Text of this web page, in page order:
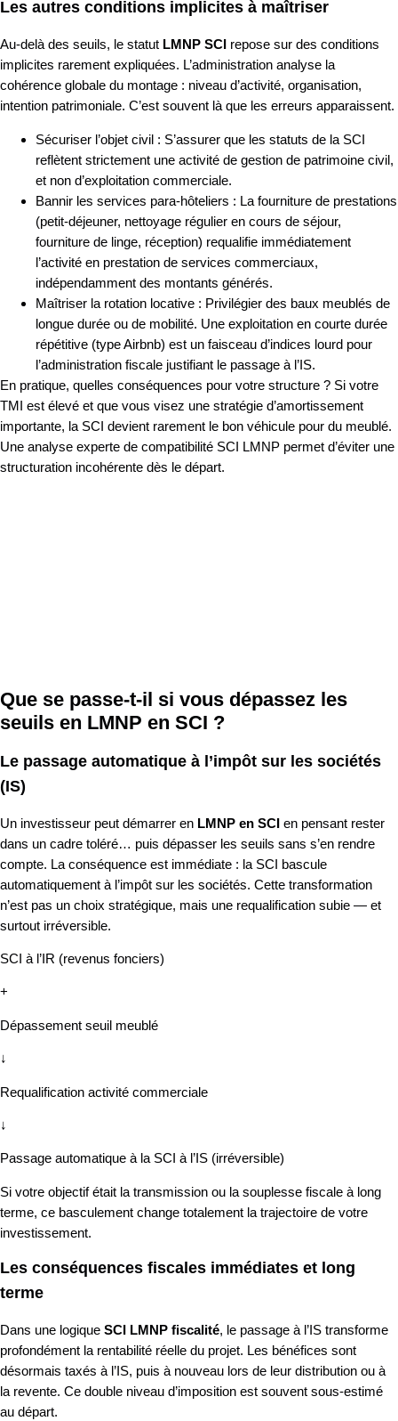
Les autres conditions implicites à maîtriser
Au-delà des seuils, le statut LMNP SCI repose sur des conditions
implicites rarement expliquées. L’administration analyse la
cohérence globale du montage : niveau d’activité, organisation,
intention patrimoniale. C’est souvent là que les erreurs apparaissent.
Sécuriser l’objet civil : S’assurer que les statuts de la SCI
reflètent strictement une activité de gestion de patrimoine civil,
et non d’exploitation commerciale.
Bannir les services para-hôteliers : La fourniture de prestations
(petit-déjeuner, nettoyage régulier en cours de séjour,
fourniture de linge, réception) requalifie immédiatement
l’activité en prestation de services commerciaux,
indépendamment des montants générés.
Maîtriser la rotation locative : Privilégier des baux meublés de
longue durée ou de mobilité. Une exploitation en courte durée
répétitive (type Airbnb) est un faisceau d’indices lourd pour
l’administration fiscale justifiant le passage à l’IS.
En pratique, quelles conséquences pour votre structure ? Si votre
TMI est élevé et que vous visez une stratégie d’amortissement
importante, la SCI devient rarement le bon véhicule pour du meublé.
Une analyse experte de compatibilité SCI LMNP permet d’éviter une
structuration incohérente dès le départ.
Que se passe-t-il si vous dépassez les
seuils en LMNP en SCI ?
Le passage automatique à l’impôt sur les sociétés
(IS)
Un investisseur peut démarrer en LMNP en SCI en pensant rester
dans un cadre toléré… puis dépasser les seuils sans s’en rendre
compte. La conséquence est immédiate : la SCI bascule
automatiquement à l’impôt sur les sociétés. Cette transformation
n’est pas un choix stratégique, mais une requalification subie — et
surtout irréversible.
SCI à l’IR (revenus fonciers)
+
Dépassement seuil meublé
↓
Requalification activité commerciale
↓
Passage automatique à la SCI à l’IS (irréversible)
Si votre objectif était la transmission ou la souplesse fiscale à long
terme, ce basculement change totalement la trajectoire de votre
investissement.
Les conséquences fiscales immédiates et long
terme
Dans une logique SCI LMNP fiscalité, le passage à l’IS transforme
profondément la rentabilité réelle du projet. Les bénéfices sont
désormais taxés à l’IS, puis à nouveau lors de leur distribution ou à
la revente. Ce double niveau d’imposition est souvent sous-estimé
au départ.